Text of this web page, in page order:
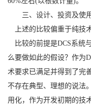
三、设计、投资及使
上述的比较偏重于纯技
比较的前提是DCS系统
么要做如此的假设？作为
术要求已满足并得到了完
不存在典型、理想的说法
用化，作为开发初期的技